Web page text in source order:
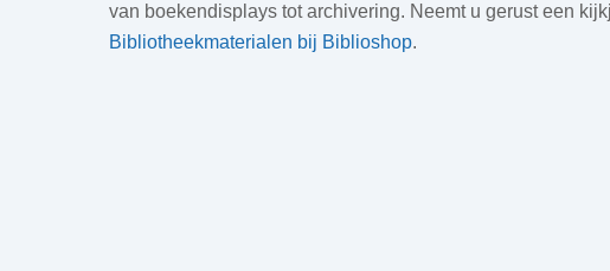
van boekendisplays tot archivering. Neemt u gerust een
Bibliotheekmaterialen bij Biblioshop.